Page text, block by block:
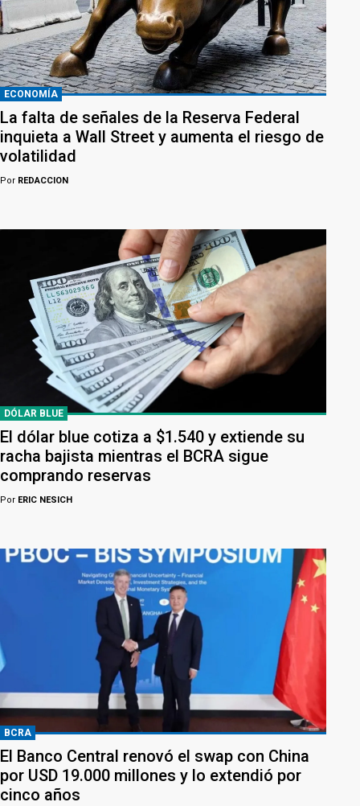
ECONOMÍA
La falta de señales de la Reserva Federal
inquieta a Wall Street y aumenta el riesgo de
volatilidad
Por REDACCION
DÓLAR BLUE
El dólar blue cotiza a $1.540 y extiende su
racha bajista mientras el BCRA sigue
comprando reservas
Por ERIC NESICH
BCRA
El Banco Central renovó el swap con China
por USD 19.000 millones y lo extendió por
cinco años